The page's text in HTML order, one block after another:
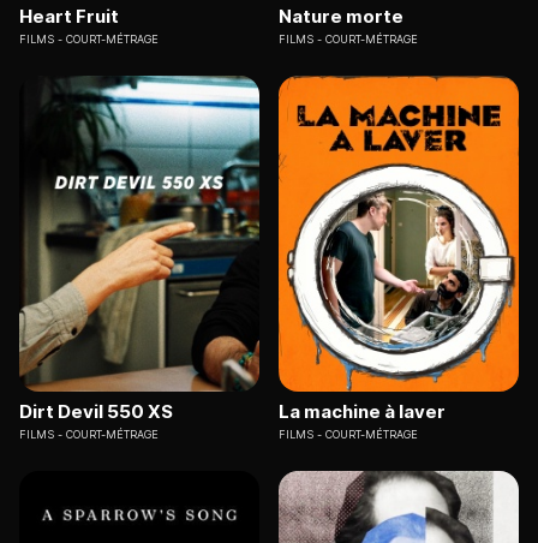
Heart Fruit
FILMS COURT-MÉTRAGE
Nature morte
FILMS COURT-MÉTRAGE
Dirt Devil 550 XS
FILMS COURT-MÉTRAGE
La machine à laver
FILMS COURT-MÉTRAGE